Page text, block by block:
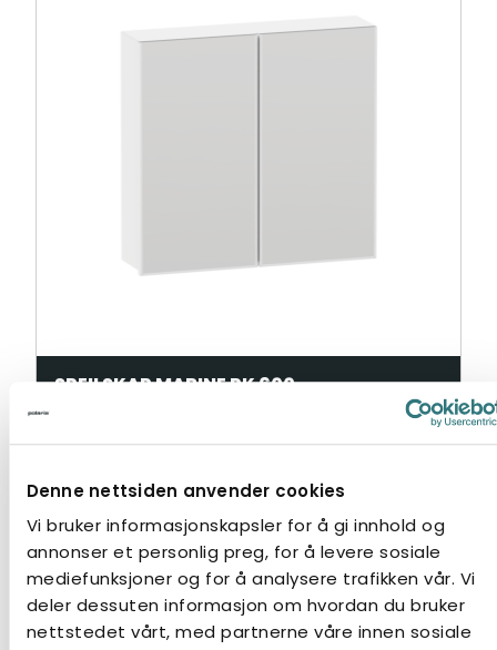
Denne nettsiden anvender cookies
Vi bruker informasjonskapsler for å gi innhold og
annonser et personlig preg, for å levere sosiale
mediefunksjoner og for å analysere trafikken vår. Vi
deler dessuten informasjon om hvordan du bruker
nettstedet vårt, med partnerne våre innen sosiale
SPEILSKAP MARINE PK 600